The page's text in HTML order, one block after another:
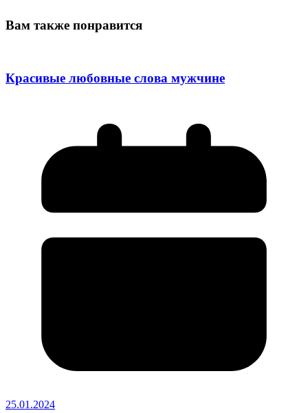
Вам также понравится
Красивые любовные слова мужчине
25.01.2024